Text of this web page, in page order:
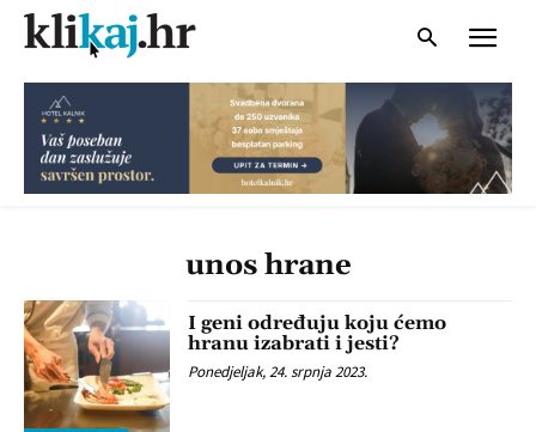
unos hrane
I geni određuju koju ćemo
hranu izabrati i jesti?
Ponedjeljak, 24. srpnja 2023.